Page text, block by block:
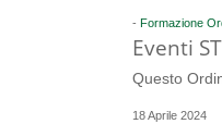
- Formazione
Eventi
Questo
18 Aprile 2024